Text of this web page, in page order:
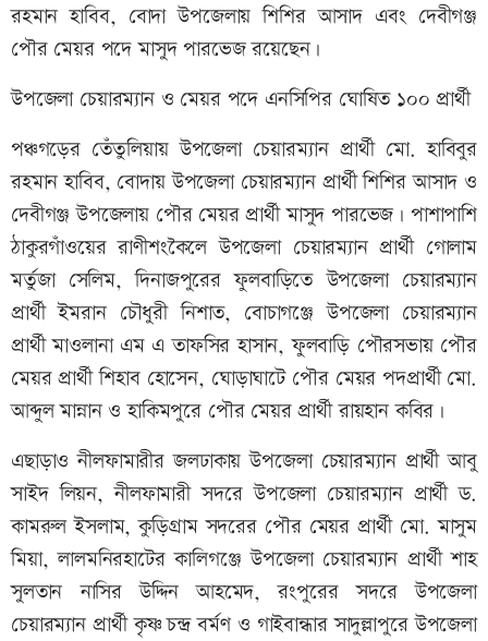
রহমান হাবিব, বোদা উপজেলায় শিশির আসাদ এবং দেবীগঞ্জ
পৌর মেয়র পদে মাসুদ পারভেজ রয়েছেন।
উপজেলা চেয়ারম্যান ও মেয়র পদে এনসিপির ঘোষিত ১০০ প্রার্থী
পঞ্চগড়ের তেঁতুলিয়ায় উপজেলা চেয়ারম্যান প্রার্থী মো. হাবিবুর
রহমান হাবিব, বোদায় উপজেলা চেয়ারম্যান প্রার্থী শিশির আসাদ ও
দেবীগঞ্জ উপজেলায় পৌর মেয়র প্রার্থী মাসুদ পারভেজ। পাশাপাশি
ঠাকুরগাঁওয়ের রাণীশংকৈলে উপজেলা চেয়ারম্যান প্রার্থী গোলাম
মর্তুজা সেলিম, দিনাজপুরের ফুলবাড়িতে উপজেলা চেয়ারম্যান
প্রার্থী ইমরান চৌধুরী নিশাত, বোচাগঞ্জে উপজেলা চেয়ারম্যান
প্রার্থী মাওলানা এম এ তাফসির হাসান, ফুলবাড়ি পৌরসভায় পৌর
মেয়র প্রার্থী শিহাব হোসেন, ঘোড়াঘাটে পৌর মেয়র পদপ্রার্থী মো.
আব্দুল মান্নান ও হাকিমপুরে পৌর মেয়র প্রার্থী রায়হান কবির।
এছাড়াও নীলফামারীর জলঢাকায় উপজেলা চেয়ারম্যান প্রার্থী আবু
সাইদ লিয়ন, নীলফামারী সদরে উপজেলা চেয়ারম্যান প্রার্থী ড.
কামরুল ইসলাম, কুড়িগ্রাম সদরের পৌর মেয়র প্রার্থী মো. মাসুম
মিয়া, লালমনিরহাটের কালিগঞ্জে উপজেলা চেয়ারম্যান প্রার্থী শাহ
সুলতান নাসির উদ্দিন আহমেদ, রংপুরের সদরে উপজেলা
চেয়ারম্যান প্রার্থী কৃষ্ণ চন্দ্র বর্মণ ও গাইবান্ধার সাদুল্লাপুরে উপজেলা